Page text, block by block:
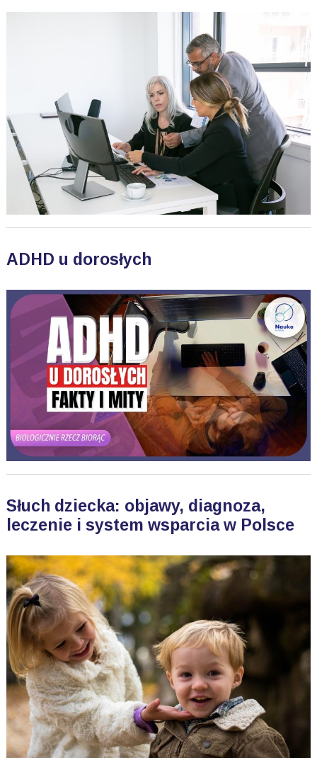
ADHD u dorosłych
Słuch dziecka: objawy, diagnoza,
leczenie i system wsparcia w Polsce